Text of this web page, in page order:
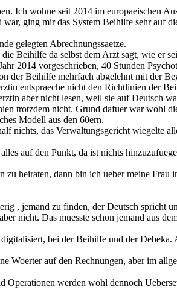
Ich wohne seit 2014 im europaeischen
ging mir das System Beihilfe sehr auf
gelegten Abrechnungssaetze.
Beihilfe da selbst dem Arzt sagt, wie er
2014 vorgeschrieben, 40 Stunden
der Beihilfe mehrfach abgelehnt mit der
entspraeche nicht den Richtlinien der
aber nicht lesen, weil sie auf Deutsch
trotzdem nicht. Grund dafuer war wohl
Modell aus den 60ern.
nichts, das Verwaltungsgericht wiegelte
auf den Punkt, da ist nichts
zu heiraten, dann bin ich ueber meine
, jemand zu finden, der Deutsch spricht
nicht. Das muesste schon jemand aus
bei der Beihilfe und der
Woerter auf den Rechnungen, aber im
Operationen werden wohl dennoch